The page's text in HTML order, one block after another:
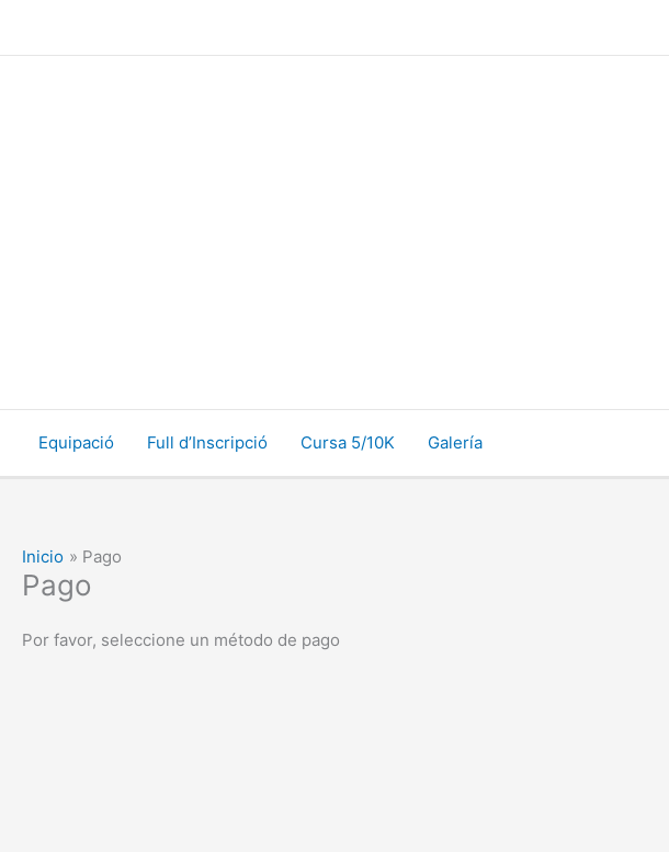
Equipació Full d’Inscripció Cursa 5/10K Galería
Inicio Pago
Pago
Por favor, seleccione un método de pago